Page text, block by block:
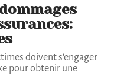
doivent s'engager
pour obtenir une